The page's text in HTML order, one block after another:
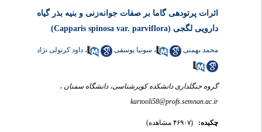
اثرات پرتودهی گاما بر صفات جوانه‌زنی و بنیه بذر گیاه
دارویی لگجی (Capparis spinosa var. parviflora)
محمد بهمنی ، سونیا یوسفی ، داود کرتولی نژاد
گروه جنگلداری دانشکده کویرشناسی، دانشگاه سمنان ،
kartooli58@profs.semnan.ac.ir
چکیده: (۴۶۹۰۷ مشاهده)